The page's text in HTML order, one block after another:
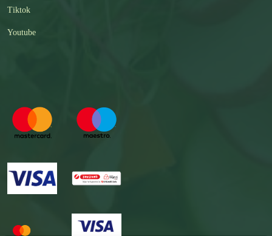
Tiktok
Youtube